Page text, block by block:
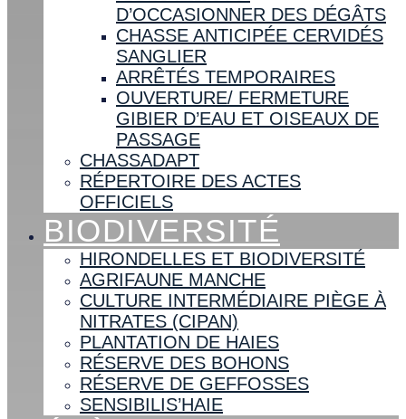
D’OCCASIONNER DES DÉGÂTS
CHASSE ANTICIPÉE CERVIDÉS
SANGLIER
ARRÊTÉS TEMPORAIRES
OUVERTURE/ FERMETURE
GIBIER D’EAU ET OISEAUX DE
PASSAGE
CHASSADAPT
RÉPERTOIRE DES ACTES
OFFICIELS
BIODIVERSITÉ
HIRONDELLES ET BIODIVERSITÉ
AGRIFAUNE MANCHE
CULTURE INTERMÉDIAIRE PIÈGE À
NITRATES (CIPAN)
PLANTATION DE HAIES
RÉSERVE DES BOHONS
RÉSERVE DE GEFFOSSES
SENSIBILIS’HAIE